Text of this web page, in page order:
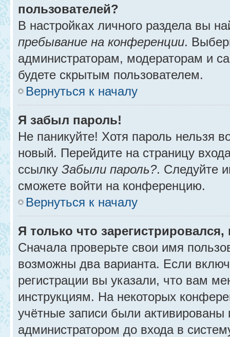
пользователей?
В настройках личного раздела вы
пребывание на конференции.
администраторам, модераторам и
будете скрытым пользователем.
Вернуться к началу
Я забыл пароль!
Не паникуйте! Хотя пароль нельзя
новый. Перейдите на страницу
ссылку Забыли пароль?. Следуйте
сможете войти на конференцию.
Вернуться к началу
Я только что
Сначала проверьте свои имя
возможны два варианта. Если
регистрации вы указали, что вам
инструкциям. На некоторых
учётные записи были активированы
администратором до входа в